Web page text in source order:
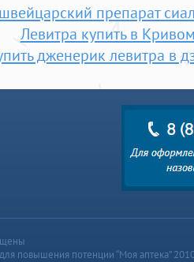
препарат
Левитра купить в
дженерик левитра в
повышения потенции “Моя аптека”